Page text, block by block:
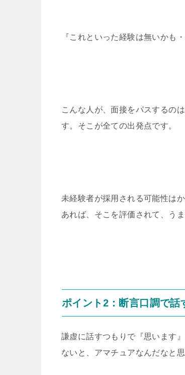
『これといった経験は無いかも
こんな人が、面接をパスするの
す。そこが全ての出発点です。
未経験者が採用される可能性は
あれば、そこを評価されて、う
ポイント2：断言口調で話
謙虚に話すつもりで『思います
ないと、アマチュアなんだなと思